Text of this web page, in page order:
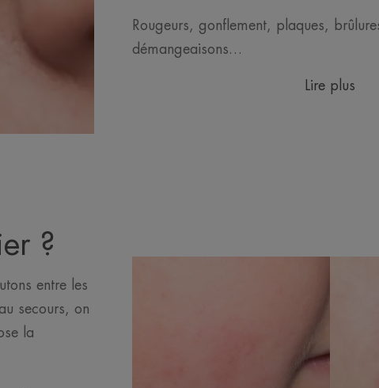
Rougeurs, gonflement, plaques,
démangeaisons…
Lire plus
?
entre les
secours, on
la